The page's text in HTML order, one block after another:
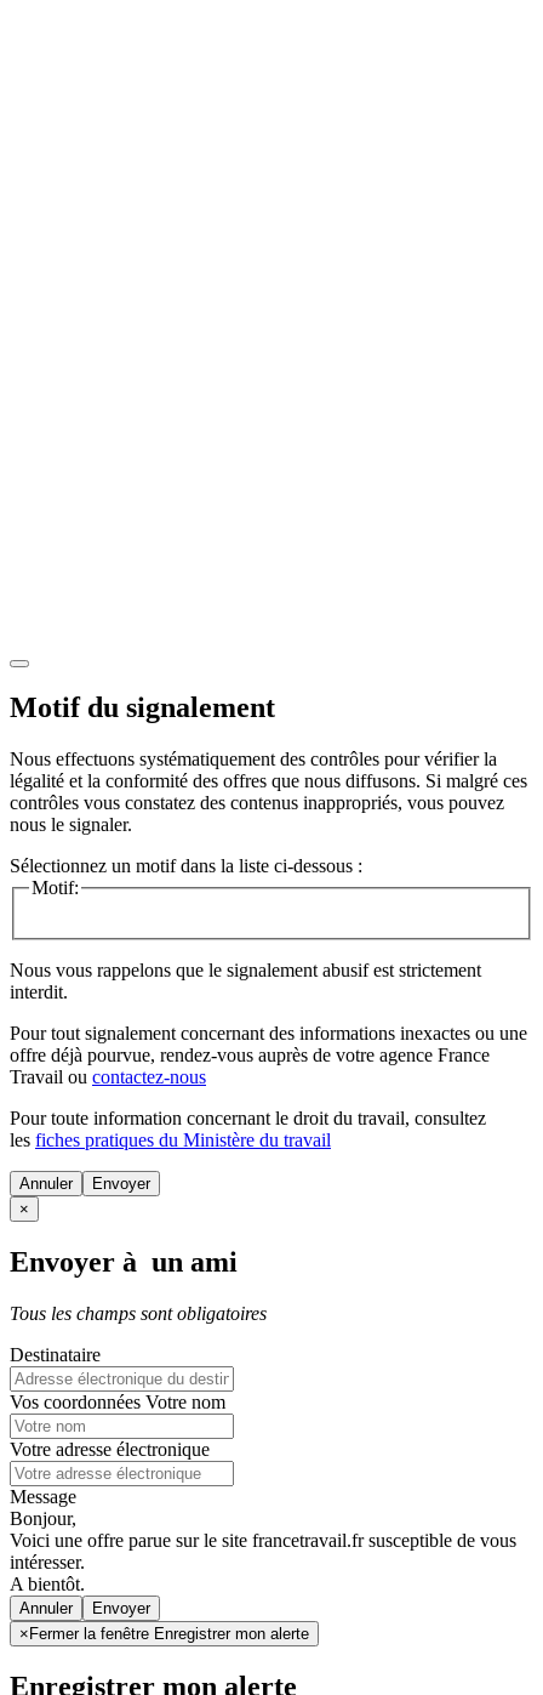
Motif du signalement
Nous effectuons systématiquement des contrôles pour vérifier la
légalité et la conformité des offres que nous diffusons. Si malgré ces
contrôles vous constatez des contenus inappropriés, vous pouvez
nous le signaler.
Sélectionnez un motif dans la liste ci-dessous :
Motif:
Nous vous rappelons que le signalement abusif est strictement
interdit.
Pour tout signalement concernant des informations inexactes ou une
offre déjà pourvue, rendez-vous auprès de votre agence France
Travail ou contactez-nous
Pour toute information concernant le droit du travail, consultez
les fiches pratiques du Ministère du travail
Annuler
×
Envoyer à un ami
Tous les champs sont obligatoires
Destinataire
Vos coordonnées Votre nom
Votre adresse électronique
Message
Bonjour,
Voici une offre parue sur le site francetravail.fr susceptible de vous
intéresser.
A bientôt.
Annuler
× Fermer la fenêtre Enregistrer mon alerte
Enregistrer mon alerte